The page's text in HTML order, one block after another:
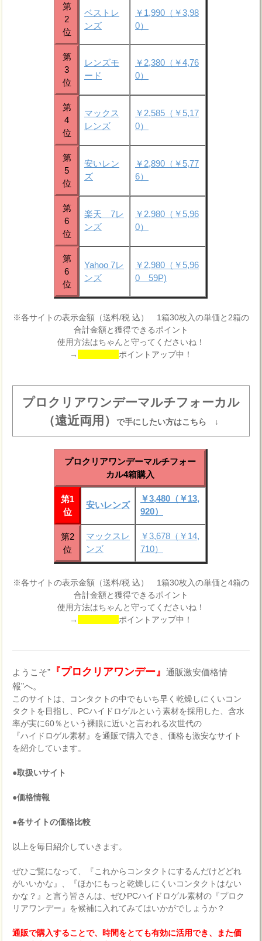
第
2
位
ベストレ
ンズ
￥1,990（￥3,98
0）
第
3
位
レンズモ
ード
￥2,380（￥4,76
0）
第
4
位
マックス
レンズ
￥2,585（￥5,17
0）
第
5
位
安いレン
ズ
￥2,890（￥5,77
6）
第
6
位
楽天 7レ
ンズ
￥2,980（￥5,96
0）
第
6
位
Yahoo 7レ
ンズ
￥2,980（￥5,96
0 59P)
※各サイトの表示金額（送料/税 込） 1箱30枚入の単価と2箱の
合計金額と獲得できるポイント
使用方法はちゃんと守ってくださいね！
→
ポイントアップ中！
プロクリアワンデーマルチフォーカル
（遠近両用）で手にしたい方はこちら ↓
プロクリアワンデーマルチフォー
カル4箱購入
第1
位
安いレンズ
￥3,480（￥13,
920）
第2
位
マックスレ
ンズ
￥3,678（￥14,
710）
※各サイトの表示金額（送料/税 込） 1箱30枚入の単価と4箱の
合計金額と獲得できるポイント
使用方法はちゃんと守ってくださいね！
→
ポイントアップ中！
ようこそ” 『プロクリアワンデー』通販激安価格情
報”へ。
このサイトは、コンタクトの中でもいち早く乾燥しにくいコン
タクトを目指し、PCハイドロゲルという素材を採用した、含水
率が実に60％という裸眼に近いと言われる次世代の
『ハイドロゲル素材』を通販で購入でき、価格も激安なサイト
を紹介しています。
●取扱いサイト
●価格情報
●各サイトの価格比較
以上を毎日紹介していきます。
ぜひご覧になって、『これからコンタクトにするんだけどどれ
がいいかな』、『ほかにもっと乾燥しにくいコンタクトはない
かな？』と言う皆さんは、ぜひPCハイドロゲル素材の『プロク
リアワンデー』を候補に入れてみてはいかがでしょうか？
通販で購入することで、時間をとても有効に活用でき、また価